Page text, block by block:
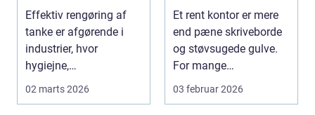
krævende
industrier
Effektiv rengøring af
tanke er afgørende i
industrier, hvor
hygiejne,
driftssikkerhed ...
02 marts 2026
præsentabelt
arbejdsmiljø
Et rent kontor er mere
end pæne skriveborde
og støvsugede gulve.
For mange
virksomheder i
03 februar 2026